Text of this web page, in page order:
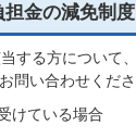
金の減免制
する方について
問い合わせくださ
けている場合